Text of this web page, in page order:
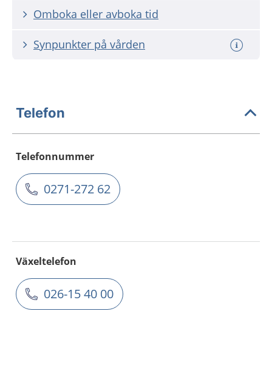
Omboka eller avboka tid
Synpunkter på vården
Telefon
Telefonnummer
0271-272 62
Växeltelefon
026-15 40 00